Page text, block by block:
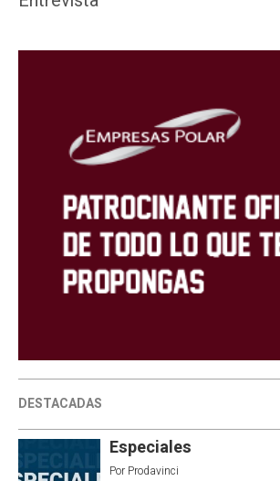
DESTACADAS
Especiales
Por Prodavinci